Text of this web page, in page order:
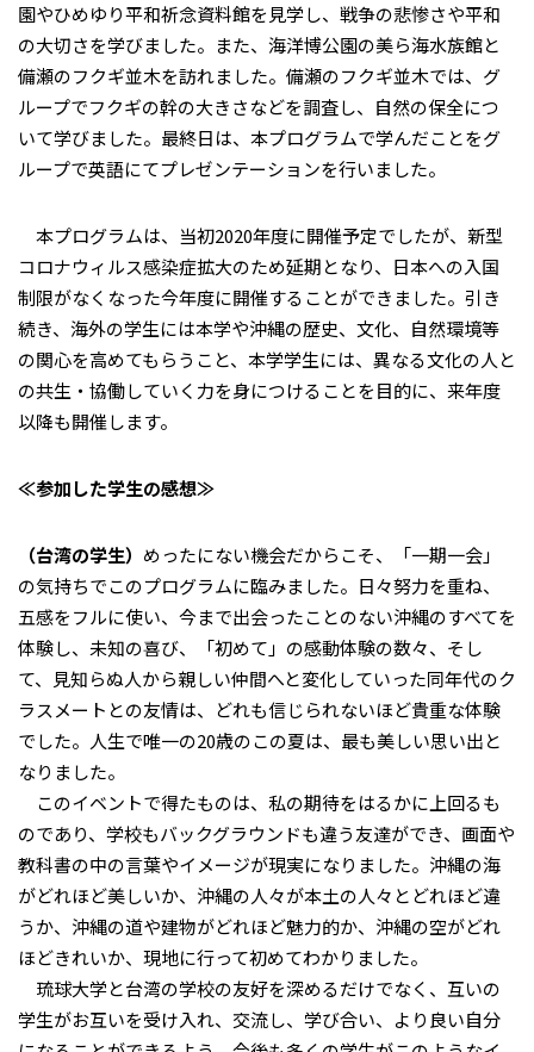
園やひめゆり平和祈念資料館を見学し、戦争の悲惨さや平和
の大切さを学びました。また、海洋博公園の美ら海水族館と
備瀬のフクギ並木を訪れました。備瀬のフクギ並木では、グ
ループでフクギの幹の大きさなどを調査し、自然の保全につ
いて学びました。最終日は、本プログラムで学んだことをグ
ループで英語にてプレゼンテーションを行いました。
本プログラムは、当初2020年度に開催予定でしたが、新型
コロナウィルス感染症拡大のため延期となり、日本への入国
制限がなくなった今年度に開催することができました。引き
続き、海外の学生には本学や沖縄の歴史、文化、自然環境等
の関心を高めてもらうこと、本学学生には、異なる文化の人と
の共生・協働していく力を身につけることを目的に、来年度
以降も開催します。
≪参加した学生の感想≫
（台湾の学生） めったにない機会だからこそ、「一期一会」
の気持ちでこのプログラムに臨みました。日々努力を重ね、
五感をフルに使い、今まで出会ったことのない沖縄のすべてを
体験し、未知の喜び、「初めて」の感動体験の数々、そし
て、見知らぬ人から親しい仲間へと変化していった同年代のク
ラスメートとの友情は、どれも信じられないほど貴重な体験
でした。人生で唯一の20歳のこの夏は、最も美しい思い出と
なりました。
このイベントで得たものは、私の期待をはるかに上回るも
のであり、学校もバックグラウンドも違う友達ができ、画面や
教科書の中の言葉やイメージが現実になりました。沖縄の海
がどれほど美しいか、沖縄の人々が本土の人々とどれほど違
うか、沖縄の道や建物がどれほど魅力的か、沖縄の空がどれ
ほどきれいか、現地に行って初めてわかりました。
琉球大学と台湾の学校の友好を深めるだけでなく、互いの
学生がお互いを受け入れ、交流し、学び合い、より良い自分